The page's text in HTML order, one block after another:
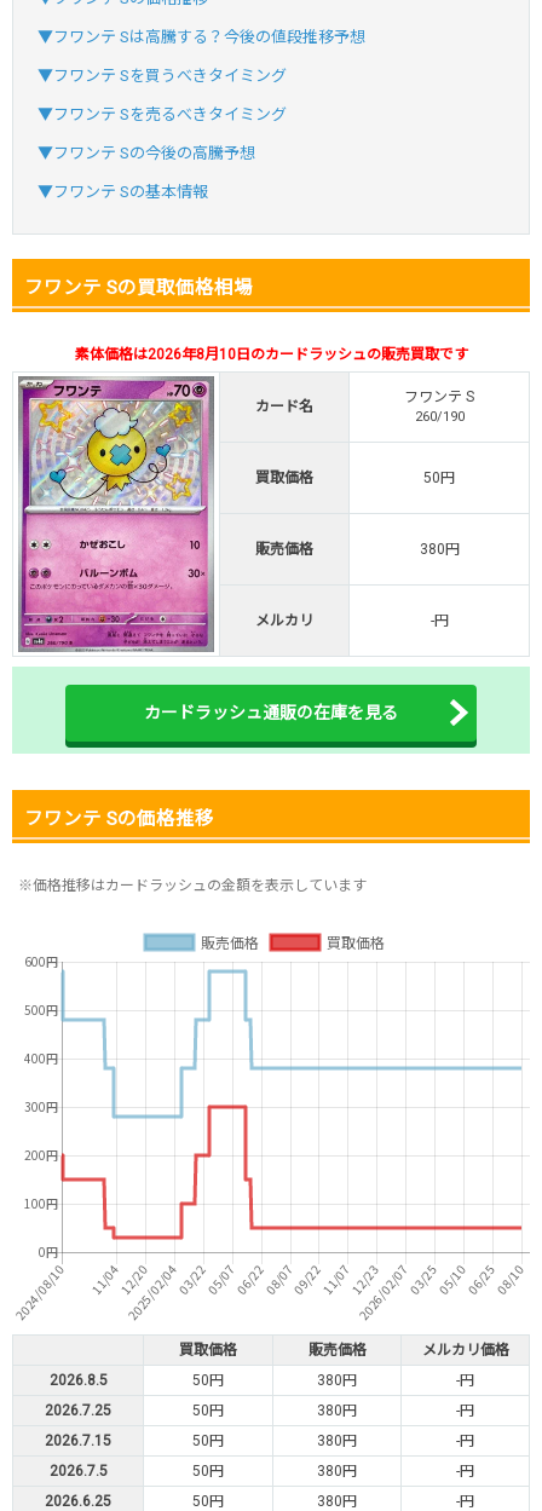
おりパンダ
オリパスタジアム
・atone・ペイディ対応！
オリくじ
・初回購入は500coinが50円
TVCM記念！激熱イベント開催中
TORAオリパ
・リリース1周年イベント開催中！
・新規登録で最大90%OFF
初回登録で4種類アド確解放
TORAオリパ公式はこちら ＞
▼フワンテ Sは高騰する？今後の値段推移予想
▼フワンテ Sを買うべきタイミング
▼フワンテ Sを売るべきタイミング
▼フワンテ Sの今後の高騰予想
▼フワンテ Sの基本情報
フワンテ Sの買取価格相場
素体価格は2026年8月10日のカードラッシュの販売買取です
カード名
フワンテ S
260/190
買取価格 50円
販売価格 380円
メルカリ -円
カードラッシュ通販の在庫を見る
フワンテ Sの価格推移
※価格推移はカードラッシュの金額を表示しています
買取価格 販売価格
メルカリ価格
2026.8.5
50円 380円
-円
2026.7.25
50円 380円
-円
2026.7.15
50円 380円
-円
2026.7.5
50円 380円
-円
2026.6.25
50円 380円
-円